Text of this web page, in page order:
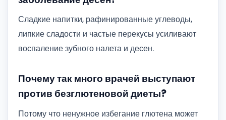
Сладкие напитки, рафинированные углеводы,
липкие сладости и частые перекусы усиливают
воспаление зубного налета и десен.
Почему так много врачей выступают
против безглютеновой диеты?
Потому что ненужное избегание глютена может